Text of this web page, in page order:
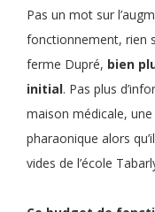
Pas un mot sur
fonctionnement, rien
ferme Dupré, bien
initial. Pas plus
maison médicale,
pharaonique alors
vides de l’école